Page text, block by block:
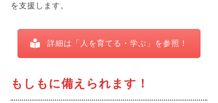
を支援します。
詳細は「人を育てる・学ぶ」を参照！
もしもに備えられます！